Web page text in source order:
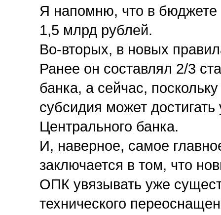
Я напомню, что в бюджете
1,5 млрд рублей.
Во-вторых, в новых
Ранее он составлял 2/3
банка, а сейчас,
субсидия может
Центрального банка.
И, наверное, самое
заключается в том, что
ОПК увязывать уже
технического